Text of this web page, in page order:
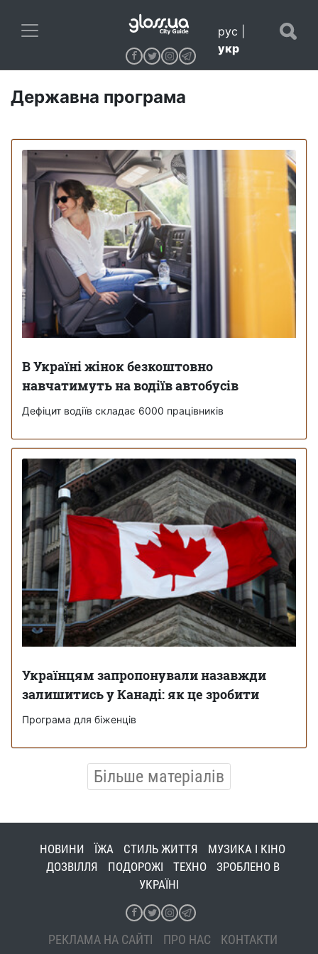
рус
укр
Державна програма
В Україні жінок безкоштовно
навчатимуть на водіїв автобусів
Дефіцит водіїв складає 6000 працівників
Українцям запропонували назавжди
залишитись у Канаді: як це зробити
Програма для біженців
Більше матеріалів
НОВИНИ ЇЖА СТИЛЬ ЖИТТЯ
МУЗИКА І КІНО
ДОЗВІЛЛЯ
ПОДОРОЖІ ТЕХНО
ЗРОБЛЕНО В
УКРАЇНІ
РЕКЛАМА НА САЙТІ ПРО НАС
КОНТАКТИ